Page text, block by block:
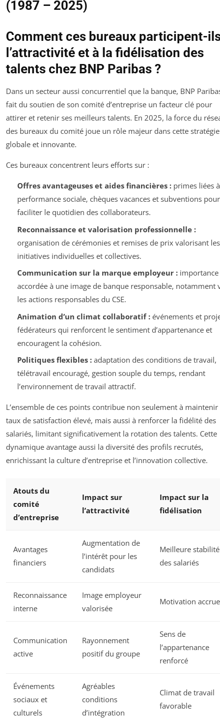
(1987 – 2025)
Comment ces bureaux participent-
l’attractivité et à la fidélisation des
talents chez BNP Paribas ?
Dans un secteur aussi concurrentiel que la banque, BNP
fait du soutien de son comité d’entreprise un facteur clé pour
attirer et retenir ses meilleurs talents. En 2025, la force du
des bureaux du comité joue un rôle majeur dans cette
globale et innovante.
Ces bureaux concentrent leurs efforts sur :
Offres avantageuses et aides financières :primes liées
performance sociale, chèques vacances et subventions pour
faciliter le quotidien des collaborateurs.
Reconnaissance et valorisation professionnelle :
organisation de cérémonies et remises de prix valorisant les
initiatives individuelles et collectives.
Communication sur la marque employeur :importance
accordée à une image de banque responsable, notamment
les actions responsables du CSE.
Animation d’un climat collaboratif :événements et
fédérateurs qui renforcent le sentiment d’appartenance et
encouragent la cohésion.
Politiques flexibles :adaptation des conditions de travail,
télétravail encouragé, gestion souple du temps, rendant
l’environnement de travail attractif.
L’ensemble de ces points contribue non seulement à
taux de satisfaction élevé, mais aussi à renforcer la fidélité des
salariés, limitant significativement la rotation des talents. Cette
dynamique avantage aussi la diversité des profils recrutés,
enrichissant la culture d’entreprise et l’innovation collective.
Atouts du
comité
d’entreprise
Impact sur
l’attractivité
Impact sur la
fidélisation
Avantages
financiers
Augmentation de
l’intérêt pour les
candidats
Meilleure stabilité
des salariés
Reconnaissance
interne
Image employeur
valorisée
Motivation accrue
Communication
active
Rayonnement
positif du groupe
Sens de
l’appartenance
renforcé
Événements
sociaux et
culturels
Agréables
conditions
d’intégration
Climat de travail
favorable